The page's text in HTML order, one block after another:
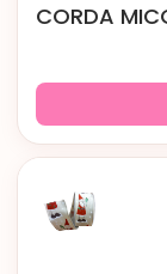
CORDA